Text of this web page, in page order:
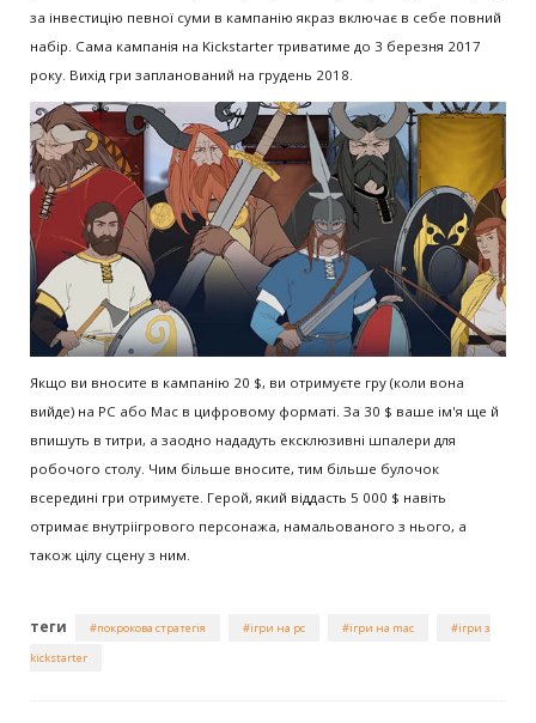
за інвестицію певної суми в кампанію якраз включає в себе повний
набір. Сама кампанія на Kickstarter триватиме до 3 березня 2017
року. Вихід гри запланований на грудень 2018.
Якщо ви вносите в кампанію 20 $, ви отримуєте гру (коли вона
вийде) на PC або Mac в цифровому форматі. За 30 $ ваше ім'я ще й
впишуть в титри, а заодно нададуть ексклюзивні шпалери для
робочого столу. Чим більше вносите, тим більше булочок
всередині гри отримуєте. Герой, який віддасть 5 000 $ навіть
отримає внутріігрового персонажа, намальованого з нього, а
також цілу сцену з ним.
теги покрокова стратегія ігри на pc ігри на mac
ігри з
kickstarter